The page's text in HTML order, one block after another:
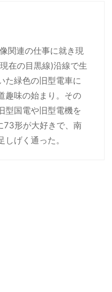
関連の仕事に就き現
在の目黒線)沿線で生
た緑色の旧型電車に
趣味の始まり。その
型国電や旧型電機を
73形が大好きで、南
げく通った。